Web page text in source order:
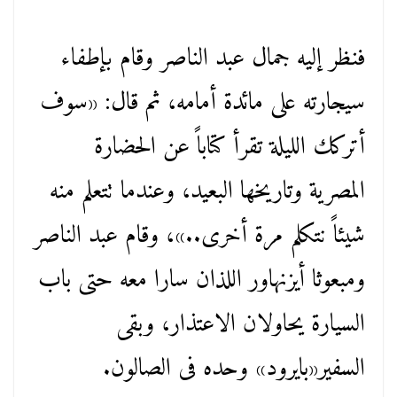
فنظر إليه جمال عبد الناصر وقام بإطفاء
سيجارته على مائدة أمامه، ثم قال: «سوف
أتركك الليلة تقرأ كتاباً عن الحضارة
المصرية وتاريخها البعيد، وعندما تتعلم منه
شيئاً نتكلم مرة أخرى..»، وقام عبد الناصر
ومبعوثا أيزنهاور اللذان سارا معه حتى باب
السيارة يحاولان الاعتذار، وبقى
السفير«بايرود» وحده فى الصالون.